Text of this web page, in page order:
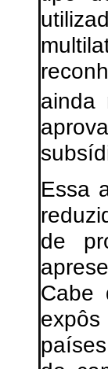
ainda
Essa
de
Cabe
expôs